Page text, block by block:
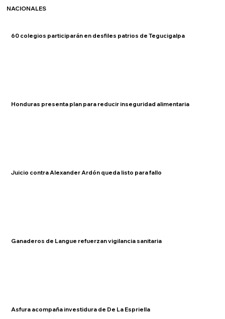
NACIONALES
60 colegios participarán en desfiles patrios de Tegucigalpa
Honduras presenta plan para reducir inseguridad alimentaria
Juicio contra Alexander Ardón queda listo para fallo
Ganaderos de Langue refuerzan vigilancia sanitaria
Asfura acompaña investidura de De La Espriella